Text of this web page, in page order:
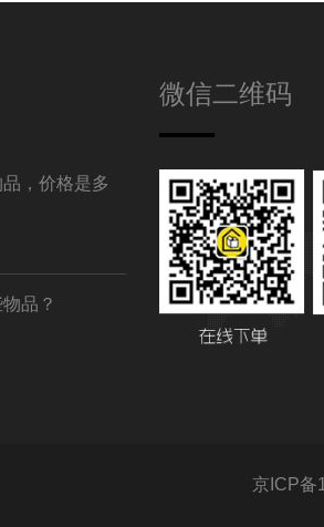
，价格是多
品？
微信二维码
京ICP备